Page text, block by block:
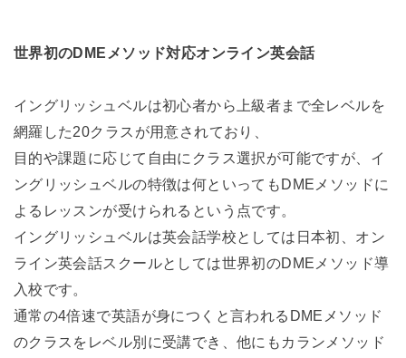
世界初のDMEメソッド対応オンライン英会話
イングリッシュベルは初心者から上級者まで全レベルを
網羅した20クラスが用意されており、
目的や課題に応じて自由にクラス選択が可能ですが、イ
ングリッシュベルの特徴は何といってもDMEメソッドに
よるレッスンが受けられるという点です。
イングリッシュベルは英会話学校としては日本初、オン
ライン英会話スクールとしては世界初のDMEメソッド導
入校です。
通常の4倍速で英語が身につくと言われるDMEメソッド
のクラスをレベル別に受講でき、他にもカランメソッド